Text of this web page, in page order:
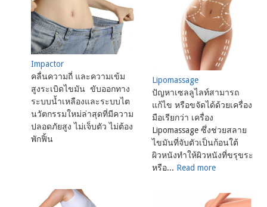
Impactor
คลื่นความถี่ และความเข้ม
สูงระเบิดไขมัน ขับออกทาง
ระบบน้ำเหลืองและระบบไต
นวัตกรรมใหม่ล่าสุดที่มีความ
ปลอดภัยสูง ไม่เจ็บตัว ไม่ต้อง
พักฟิ้น
Lipomassage
ปัญหาเซลลูไลท์สามารถ
แก้ไข หรือขจัดได้ด้วยเครื่อง
มือเรียกว่า เครื่อง
Lipomassage ซึ่งช่วยสลาย
ไขมันที่จับตัวเป็นก้อนใต้
ผิวหนังทำให้ผิวหนังที่ขรุขระ
หรือ... Read more